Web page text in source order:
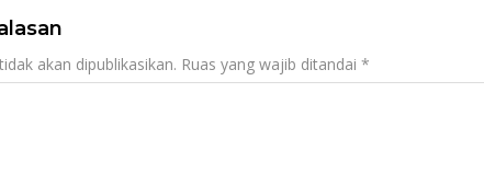
Timur
akan dipublikasikan. Ruas yang wajib ditandai *